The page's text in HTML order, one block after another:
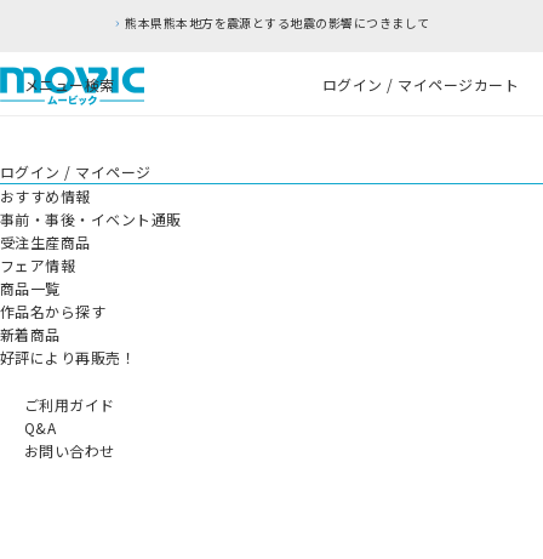
熊本県熊本地方を震源とする地震の影響につきまして
メニュー検索 ログイン / マイページカート
ログイン / マイページ
おすすめ情報
事前・事後・イベント通販
受注生産商品
フェア情報
商品一覧
作品名から探す
新着商品
好評により再販売！
ご利用ガイド
Q&A
お問い合わせ